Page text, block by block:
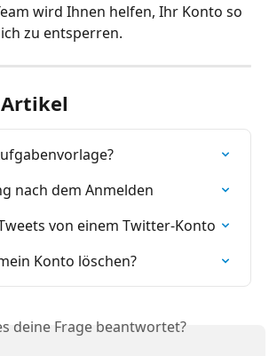
wird Ihnen helfen, Ihr Konto so
zu entsperren.
nach dem Anmelden
von einem Twitter-Konto
Konto löschen?
deine Frage beantwortet?